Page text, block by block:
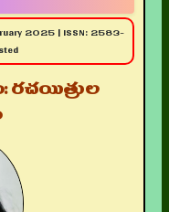
2025 | ISSN: 2583-